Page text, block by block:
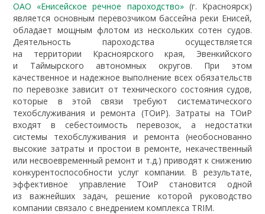
ОАО «Енисейское речное пароходство»(г. Красноярск)
является основным перевозчиком бассейна реки Енисей,
обладает мощным флотом из нескольких сотен судов.
Деятельность пароходства осуществляется
на территории Красноярского края, Эвенкийского
и Таймырского автономных округов. При этом
качественное и надежное выполнение всех обязательств
по перевозке зависит от технического состояния судов,
которые в этой связи требуют систематического
техобслуживания и ремонта (ТОиР). Затраты на ТОиР
входят в себестоимость перевозок, а недостатки
системы техобслуживания и ремонта (необоснованно
высокие затраты и простои в ремонте, некачественный
или несвоевременный ремонт и т.д.) приводят к снижению
конкурентоспособности услуг компании. В результате,
эффективное управление ТОиР становится одной
из важнейших задач, решение которой руководство
компании связало с внедрением комплекса TRIM.